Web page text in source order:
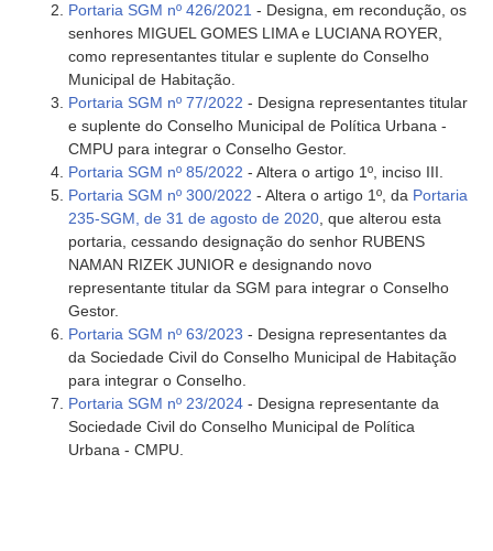
Portaria SGM nº 426/2021 - Designa, em recondução, os
senhores MIGUEL GOMES LIMA e LUCIANA ROYER,
como representantes titular e suplente do Conselho
Municipal de Habitação.
Portaria SGM nº 77/2022 - Designa representantes titular
e suplente do Conselho Municipal de Política Urbana -
CMPU para integrar o Conselho Gestor.
Portaria SGM nº 85/2022 - Altera o artigo 1º, inciso III.
Portaria SGM nº 300/2022 - Altera o artigo 1º, da Portaria
235-SGM, de 31 de agosto de 2020 , que alterou esta
portaria, cessando designação do senhor RUBENS
NAMAN RIZEK JUNIOR e designando novo
representante titular da SGM para integrar o Conselho
Gestor.
Portaria SGM nº 63/2023 - Designa representantes da
da Sociedade Civil do Conselho Municipal de Habitação
para integrar o Conselho.
Portaria SGM nº 23/2024 - Designa representante da
Sociedade Civil do Conselho Municipal de Política
Urbana - CMPU.